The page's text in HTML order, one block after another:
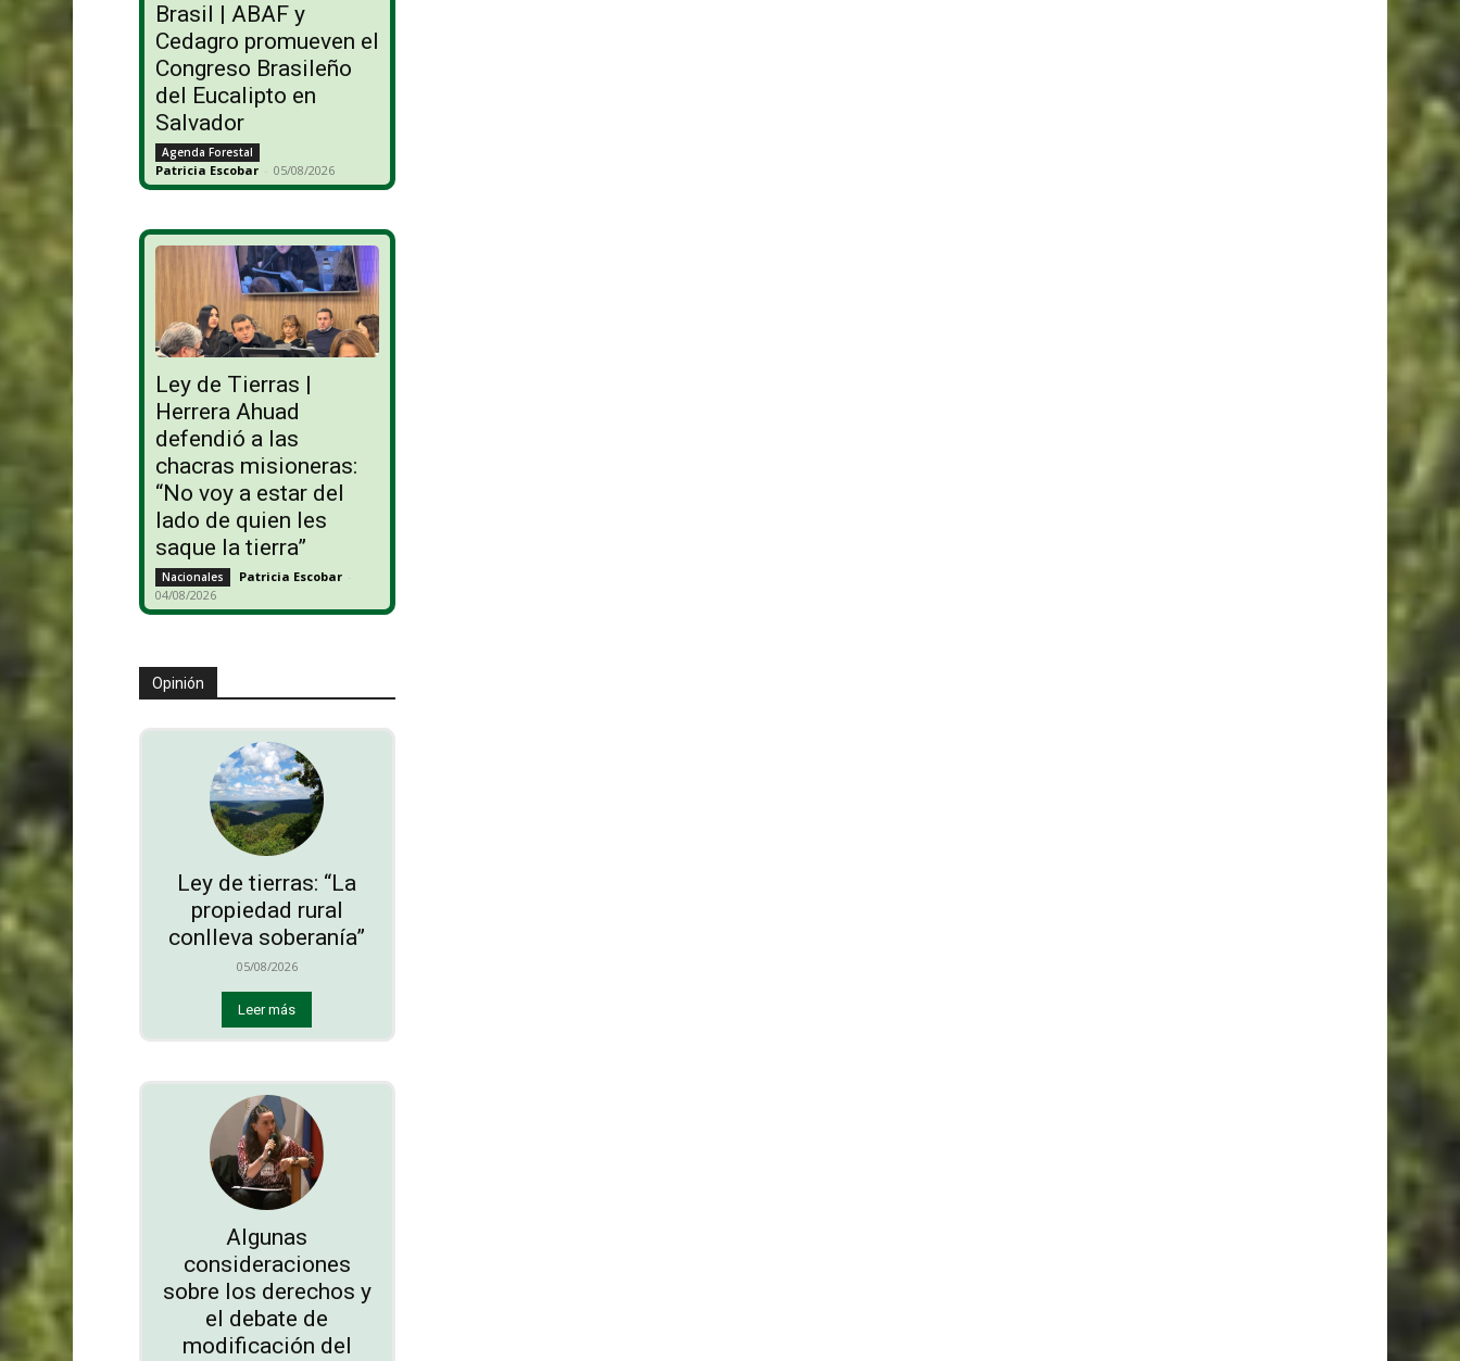
Brasil | ABAF y
Cedagro promueven el
Congreso Brasileño
del Eucalipto en
Salvador
Agenda Forestal
Patricia Escobar - 05/08/2026
Ley de Tierras |
Herrera Ahuad
defendió a las
chacras misioneras:
“No voy a estar del
lado de quien les
saque la tierra”
Nacionales Patricia Escobar -
04/08/2026
Opinión
Ley de tierras: “La
propiedad rural
conlleva soberanía”
05/08/2026
Leer más
Algunas
consideraciones
sobre los derechos y
el debate de
modificación del